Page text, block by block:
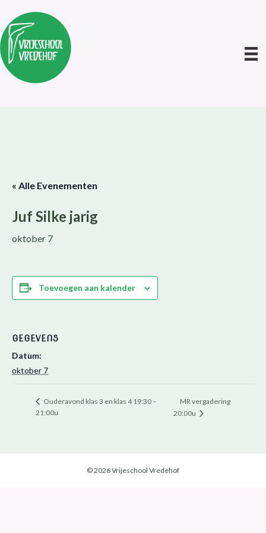
« Alle Evenementen
Juf Silke jarig
oktober 7
Toevoegen aan kalender
GEGEVENS
Datum:
oktober 7
Ouderavond klas 3 en klas 4 19:30 –
21:00u
MR vergadering
20:00u
© 2026 Vrijeschool Vredehof